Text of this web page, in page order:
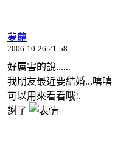
夢蘿
2006-10-26 21:58
好厲害的說......
我朋友最近要結婚...嘻嘻
可以用來看看哦!.
謝了